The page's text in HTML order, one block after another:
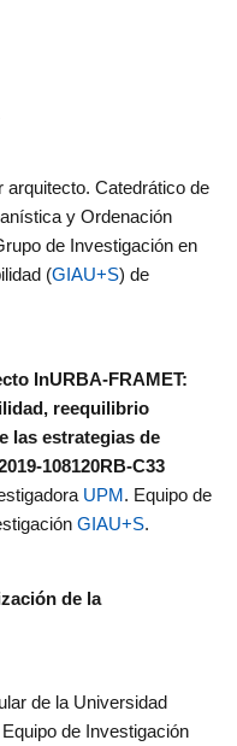
Catedrático de
y Ordenación
de Investigación en
(GIAU+S) de
InURBA-FRAMET:
reequilibrio
las estrategias de
108120RB-C33
UPM. Equipo de
GIAU+S.
de la
de la Universidad
de Investigación